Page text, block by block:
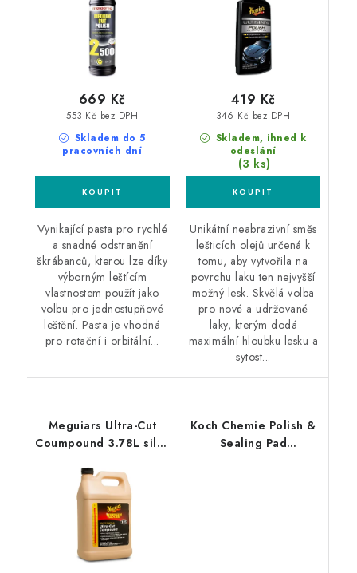
Skladem do 5
pracovních dní
553 Kč bez DPH
669 Kč
Vynikající pasta pro rychlé
a snadné odstranění
škrábanců, kterou lze díky
výborným leštícím
vlastnostem použít jako
volbu pro jednostupňové
leštění. Pasta je vhodná
pro rotační i orbitální...
Skladem, ihned k
odeslání
(3 ks)
346 Kč bez DPH
419 Kč
Unikátní neabrazivní směs
lešticích olejů určená k
tomu, aby vytvořila na
povrchu laku ten nejvyšší
možný lesk. Skvělá volba
pro nové a udržované
laky, kterým dodá
maximální hloubku lesku a
sytost...
Meguiars Ultra-Cut
Coumpound 3.78L silná
Koch Chemie Polish &
Sealing Pad